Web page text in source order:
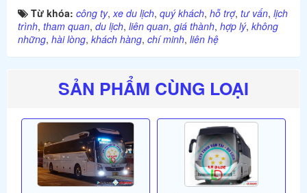
Từ khóa: công ty,xe du lịch, quý khách, hỗ trợ, tư vấn, lịch
trình, tham quan, du lịch, liên quan, giá thành, hợp lý, không
những, hài lòng, khách hàng, chí minh, liên hệ
SẢN PHẨM CÙNG LOẠI